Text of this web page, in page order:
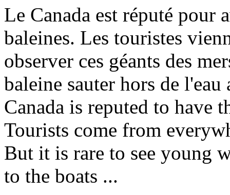
Le Canada est réputé pour
baleines. Les touristes
observer ces géants des
baleine sauter hors de l'eau
Canada is reputed to have
Tourists come from
But it is rare to see young
to the boats ...